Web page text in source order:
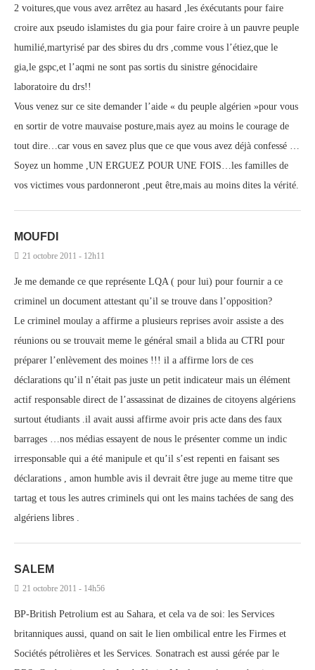
2 voitures,que vous avez arrêtez au hasard ,les éxécutants pour faire
croire aux pseudo islamistes du gia pour faire croire à un pauvre peuple
humilié,martyrisé par des sbires du drs ,comme vous l’étiez,que le
gia,le gspc,et l’aqmi ne sont pas sortis du sinistre génocidaire
laboratoire du drs!!
Vous venez sur ce site demander l’aide « du peuple algérien »pour vous
en sortir de votre mauvaise posture,mais ayez au moins le courage de
tout dire…car vous en savez plus que ce que vous avez déjà confessé …
Soyez un homme ,UN ERGUEZ POUR UNE FOIS…les familles de
vos victimes vous pardonneront ,peut être,mais au moins dites la vérité.
MOUFDI
21 octobre 2011 - 12h11
Je me demande ce que représente LQA ( pour lui) pour fournir a ce
criminel un document attestant qu’il se trouve dans l’opposition?
Le criminel moulay a affirme a plusieurs reprises avoir assiste a des
réunions ou se trouvait meme le général smail a blida au CTRI pour
préparer l’enlèvement des moines !!! il a affirme lors de ces
déclarations qu’il n’était pas juste un petit indicateur mais un élément
actif responsable direct de l’assassinat de dizaines de citoyens algériens
surtout étudiants .il avait aussi affirme avoir pris acte dans des faux
barrages …nos médias essayent de nous le présenter comme un indic
irresponsable qui a été manipule et qu’il s’est repenti en faisant ses
déclarations , amon humble avis il devrait être juge au meme titre que
tartag et tous les autres criminels qui ont les mains tachées de sang des
algériens libres .
SALEM
21 octobre 2011 - 14h56
BP-British Petrolium est au Sahara, et cela va de soi: les Services
britanniques aussi, quand on sait le lien ombilical entre les Firmes et
Sociétés pétrolières et les Services. Sonatrach est aussi gérée par le